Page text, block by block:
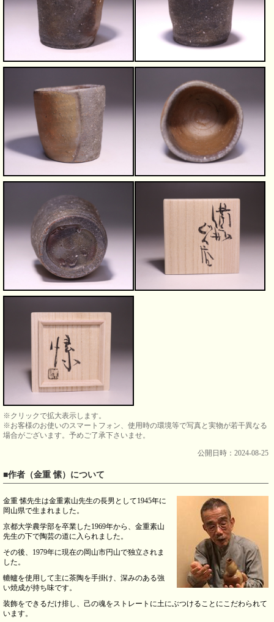
※クリックで拡大表示します。
※お客様のお使いのスマートフォン、使用時の環境等で写真と実物が若干異なる
場合がございます。予めご了承下さいませ。
公開日時：2024-08-25
■作者（金重 愫）について
金重 愫先生は金重素山先生の長男として1945年に
岡山県で生まれました。
京都大学農学部を卒業した1969年から、金重素山
先生の下で陶芸の道に入られました。
その後、1979年に現在の岡山市円山で独立されま
した。
轆轤を使用して主に茶陶を手掛け、深みのある強
い焼成が持ち味です。
装飾をできるだけ排し、己の魂をストレートに土にぶつけることにこだわられて
います。